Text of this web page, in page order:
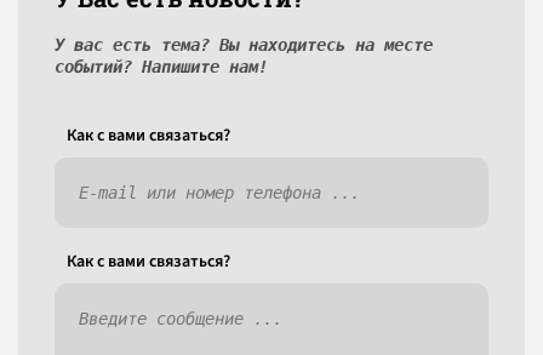
У вас есть тема? Вы находитесь на месте
событий? Напишите нам!
Как c вами связаться?
Как c вами связаться?